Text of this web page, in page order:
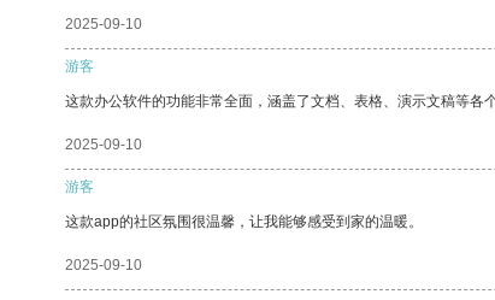
2025-09-10
游客
这款办公软件的功能非常全面，涵盖了文档、表格、演示文稿等各
2025-09-10
游客
这款app的社区氛围很温馨，让我能够感受到家的温暖。
2025-09-10